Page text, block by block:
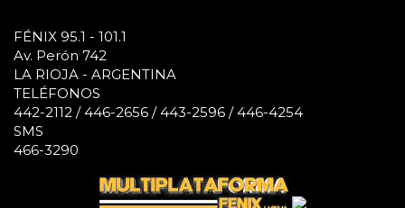
FÉNIX 95.1 - 101.1
Av. Perón 742
LA RIOJA - ARGENTINA
TELÉFONOS
442-2112 / 446-2656 / 443-2596 / 446-4254
SMS
466-3290